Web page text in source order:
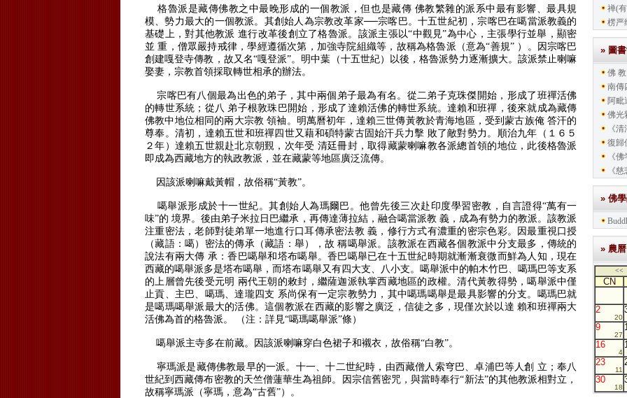
格魯派是藏傳佛教之中最晚形成的一個教派，但也是藏傳 佛教繁雜的派系中最有影響、最具規
模、勢力最大的一個教派。 其創始人為宗教改革家──宗喀巴。十五世紀初，宗喀巴在噶當派教義的
基礎上，對其他教派 進行改革後創立了格魯派。 該派主張以“中觀見”為中心，主張學行並舉，顯密
並 重，僧眾嚴持戒律，學經遵循次第，加強寺院組織等，故稱為格魯派（意為“善規” ）。
因宗喀巴
創建嘎登寺傳教，故又名“嘎登派”。 明中葉（十五世紀）以後，格魯派勢力逐漸擴大。該派禁止喇嘛
娶妻，宗教首領採取轉世相承的辦法。
宗喀巴有八個最為出色的弟子，其中兩個弟子最為有名。 從二弟子克珠傑開始，形成了班禪活佛
的轉世系統；從八 弟子根敦珠巴開始，形成了達賴活佛的轉世系統。達賴和班禪，後來就成為藏傳
佛教中地位相同的兩大宗教 領袖。 明萬曆初年，達賴三世傳黃教於青海地區，受到蒙古族俺 答汗的
尊奉。 清初，達賴五世和班禪四世又藉和碩特蒙古固始汗兵力擊 敗了敵對勢力。 順治九年（１６５
２年）達賴五世親赴北京朝覲，次年受 清廷冊封，取得藏蒙喇嘛教各派總首領的地位，此後格魯派
即成為西藏地方的執政教派，並在藏蒙等地區廣泛流傳。
因該派喇嘛戴黃帽，故俗稱“黃教”。
噶舉派形成於十一世紀。其創始人為瑪爾巴。他曾先後三次赴印度學習密教，自言證得“萬有一
味”的 境界。後由弟子米拉日巴繼承，再傳達薄拉結，融合噶當派教 義，成為有勢力的教派。該教派
注重密法，老師對徒弟單一地進行口耳傳承密法教 義，修行方式有濃重的密宗色彩。
因最重視口授
（藏語：噶）密法的傳承（藏語：舉），故 稱噶舉派。 該教派在西藏各個教派中分支最多，傳統的
說法有兩大傳 承：香巴噶舉和塔布噶舉。香巴噶舉已在十五世紀時期就漸漸衰微而鮮為人知，現在
西藏的噶舉派多是塔布噶舉，而塔布噶舉又有四大支、八小支。 噶舉派中的帕木竹巴、噶瑪巴等支系
的上層曾先後受元明 兩代王朝的敕封，繼薩迦派執掌西藏地區的政權。清代黃教得勢，噶舉派中僅
止貢、主巴、噶瑪、達瓏四支 系尚保有一定宗教勢力，其中噶瑪噶舉是最具影響的分支。 噶瑪巴就
是噶瑪噶舉派最大的活佛。這個教派在西藏的影響之廣泛，信徒之多，現僅次於以達 賴和班禪兩大
活佛為首的格魯派。
（注：詳見“噶瑪噶舉派”條）
噶舉派主寺多在前藏。 因該派喇嘛穿白色裙子和襯衣，故俗稱“白教”。
寧瑪派是藏傳佛教最早的一派。 十一、十二世紀時，由西藏僧人索穹巴、卓浦巴等人創 立；奉八
世紀到西藏傳布密教的天竺僧蓮華生為祖師。
因宗信舊密咒，與當時奉行“新法”的其他教派相對立，
故稱寧瑪派（寧瑪，意為“古舊”）。
禅(
楞严
» 圖
佛
南傳
阿毗
佛光
《
復歸
《
《
» 佛
» 農曆
<<
CN
2
20
9
27
16
4
23
11
30
18